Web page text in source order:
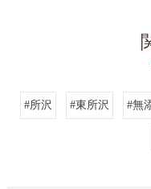
#所沢 #東所沢 #無